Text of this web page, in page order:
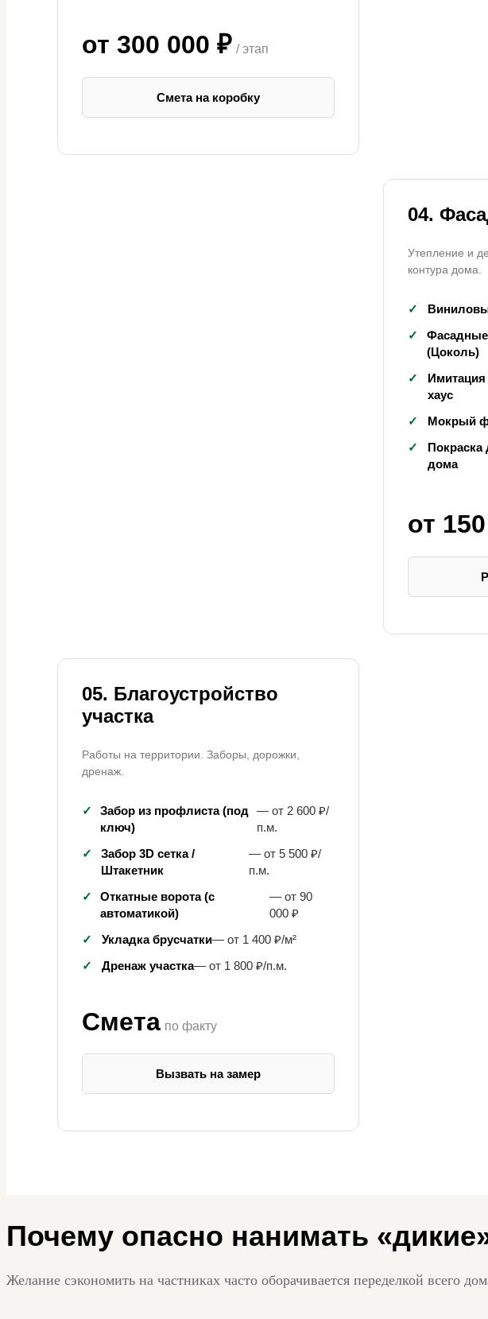
от 300 000 ₽ / этап
Смета на коробку
04.
Утепление и
контура дома.
✓
✓
(Цоколь)
✓
Имитация
хаус
✓
Мокрый
✓
Покраска
дома
от
05. Благоустройство
участка
Работы на территории. Заборы, дорожки,
дренаж.
✓
Забор из профлиста (под
ключ)
— от 2 600 ₽/
п.м.
✓
Забор 3D сетка /
Штакетник
— от 5 500 ₽/
п.м.
✓
Откатные ворота (с
автоматикой)
— от 90
000 ₽
✓
Укладка брусчатки— от 1 400 ₽/м²
✓
Дренаж участка— от 1 800 ₽/п.м.
Смета по факту
Вызвать на замер
Почему опасно нанимать
Желание сэкономить на частниках часто оборачивается переделкой всего